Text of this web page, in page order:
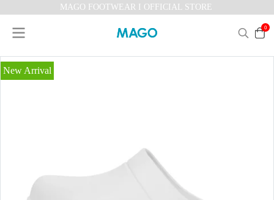
MAGO FOOTWEAR I OFFICIAL STORE
0
New Arrival